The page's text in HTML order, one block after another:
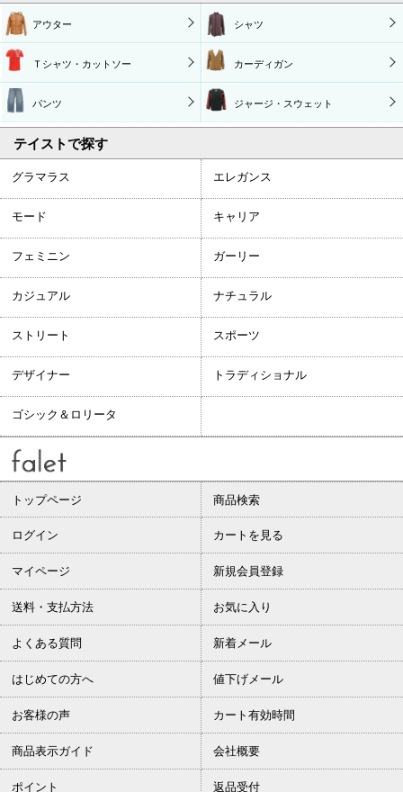
アウター シャツ
Ｔシャツ・カットソー カーディガン
パンツ ジャージ・スウェット
テイストで探す
グラマラス エレガンス
モード キャリア
フェミニン ガーリー
カジュアル ナチュラル
ストリート スポーツ
デザイナー トラディショナル
ゴシック＆ロリータ
トップページ 商品検索
ログイン カートを見る
マイページ 新規会員登録
送料・支払方法 お気に入り
よくある質問 新着メール
はじめての方へ 値下げメール
お客様の声 カート有効時間
商品表示ガイド 会社概要
ポイント 返品受付